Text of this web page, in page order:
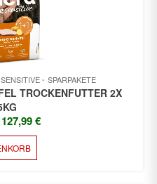
SPARPAKETE
TROCKENFUTTER 2X
URSPRÜNGLICHER
€
127,99€